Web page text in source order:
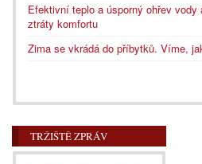
Efektivní teplo a úsporný ohřev
ztráty komfortu
Zima se vkrádá do příbytků. Víme,
TRŽIŠTĚ ZPRÁV